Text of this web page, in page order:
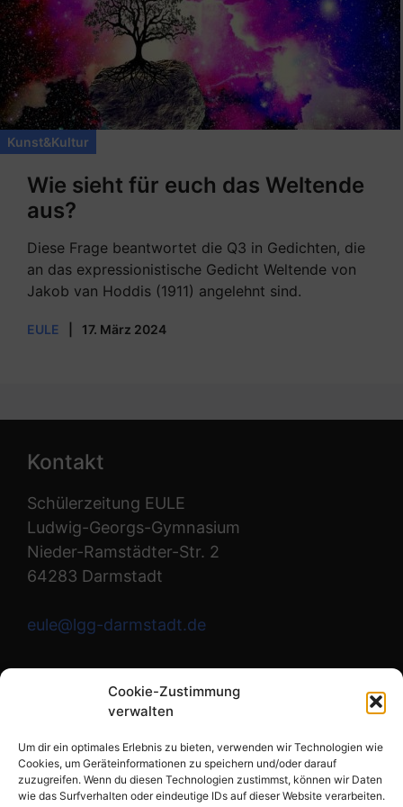
Cookie-Zustimmung
verwalten
Um dir ein optimales Erlebnis zu bieten, verwenden wir Technologien wie
Cookies, um Geräteinformationen zu speichern und/oder darauf
zuzugreifen. Wenn du diesen Technologien zustimmst, können wir Daten
wie das Surfverhalten oder eindeutige IDs auf dieser Website verarbeiten.
Kunst&Kultur
Wie sieht für euch das Weltende
aus?
Diese Frage beantwortet die Q3 in Gedichten, die
an das expressionistische Gedicht Weltende von
Jakob van Hoddis (1911) angelehnt sind.
EULE 17. März 2024
Kontakt
Schülerzeitung EULE
Ludwig-Georgs-Gymnasium
Nieder-Ramstädter-Str. 2
64283 Darmstadt
eule@lgg-darmstadt.de
Wir sind die Redaktion.
Instagram